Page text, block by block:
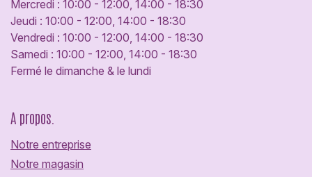
Mercredi : 10:00 - 12:00, 14:00 - 18:30
Jeudi : 10:00 - 12:00, 14:00 - 18:30
Vendredi : 10:00 - 12:00, 14:00 - 18:30
Samedi : 10:00 - 12:00, 14:00 - 18:30
Fermé le dimanche & le lundi
A propos.
Notre entreprise
Notre magasin